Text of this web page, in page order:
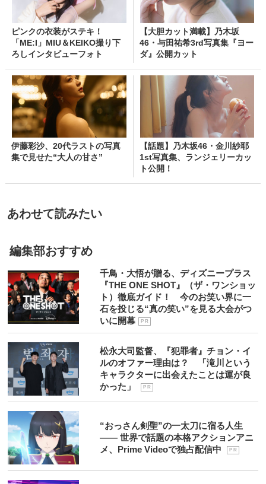
ピンクの衣装がステキ！
「ME:I」MIU＆KEIKO撮り下
ろしインタビューフォト
【大胆カット満載】乃木坂
46・与田祐希3rd写真集『ヨー
ダ』公開カット
伊藤彩沙、20代ラストの写真
集で見せた“大人の甘さ”
【話題】乃木坂46・金川紗耶
1st写真集、ランジェリーカッ
ト公開！
あわせて読みたい
編集部おすすめ
千鳥・大悟が贈る、ディズニープラス
『THE ONE SHOT』（ザ・ワンショッ
ト）徹底ガイド！ 今のお笑い界に一
石を投じる“真の笑い”を見る大会がつ
いに開幕
P R
松永大司監督、『犯罪者』チョン・イ
ルのオファー理由は？ 「滝川という
キャラクターに出会えたことは運が良
かった」
P R
“おっさん剣聖”の一太刀に宿る人生
―― 世界で話題の本格アクションアニ
メ、Prime Videoで独占配信中
P R